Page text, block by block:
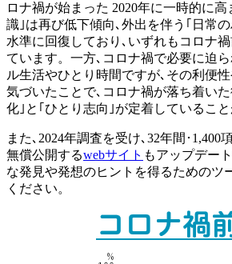
ロナ禍が始まった 2020年に一時的に
識｣は再び低下傾向､外出を伴う｢日常
水準に回復しており､いずれもコロナ
ています。一方､コロナ禍で必要に迫
ル生活やひとり時間ですが､その利便
気づいたことで､コロナ禍が落ち着い
化｣と｢ひとり志向｣が定着していること
また､2024年調査を受け､32年間･1,400
無償公開するwebサイト もアップデー
な発見や発想のヒントを得るためのツ
ください。